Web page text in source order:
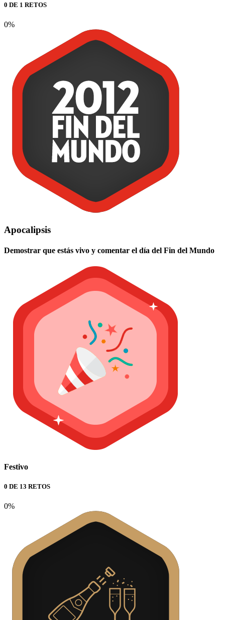
0 DE 1 RETOS
0%
Apocalipsis
Demostrar que estás vivo y comentar el día del Fin del Mundo
Festivo
0 DE 13 RETOS
0%